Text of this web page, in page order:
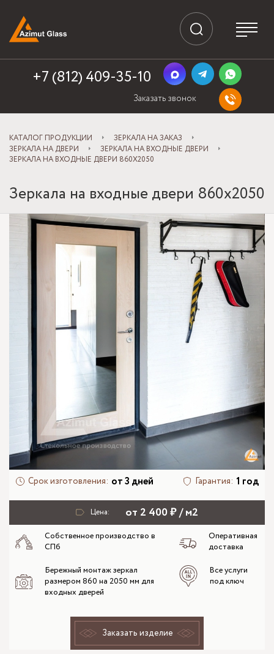
+7 (812) 409-35-10
Заказать звонок
КАТАЛОГ ПРОДУКЦИИ
ЗЕРКАЛА НА ЗАКАЗ
ЗЕРКАЛА НА ДВЕРИ
ЗЕРКАЛА НА ВХОДНЫЕ ДВЕРИ
ЗЕРКАЛА НА ВХОДНЫЕ ДВЕРИ 860X2050
Зеркала на входные двери 860x2050
Срок изготовления: от 3 дней Гарантия: 1 год
Цена: от 2 400 ₽ / м2
Собственное производство в
СПб
Оперативная
доставка
Бережный монтаж зеркал
размером 860 на 2050 мм для
входных дверей
Все услуги
под ключ
Заказать изделие